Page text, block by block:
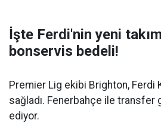
İşte Ferdi'nin yeni
bonservis bedeli!
Premier Lig ekibi Brighton, Ferdi
sağladı. Fenerbahçe ile transfer
ediyor.